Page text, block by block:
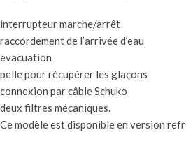
interrupteur marche/arrêt
raccordement de l’arrivée d’eau
évacuation
pelle pour récupérer les glaçons
connexion par câble Schuko
deux filtres mécaniques.
Ce modèle est disponible en version